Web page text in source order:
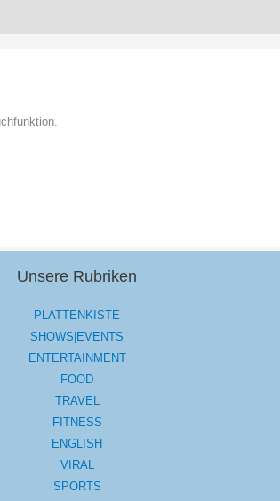
Unsere Rubriken
PLATTENKISTE
SHOWS|EVENTS
ENTERTAINMENT
FOOD
TRAVEL
FITNESS
ENGLISH
VIRAL
SPORTS